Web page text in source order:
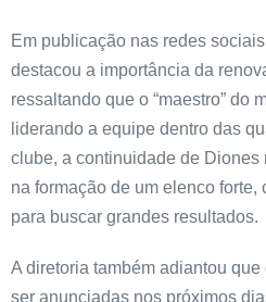
Em publicação nas redes
destacou a importância da
ressaltando que o “maestro” do
liderando a equipe dentro das
clube, a continuidade de Diones
na formação de um elenco
para buscar grandes resultados.
A diretoria também adiantou
ser anunciadas nos próximos